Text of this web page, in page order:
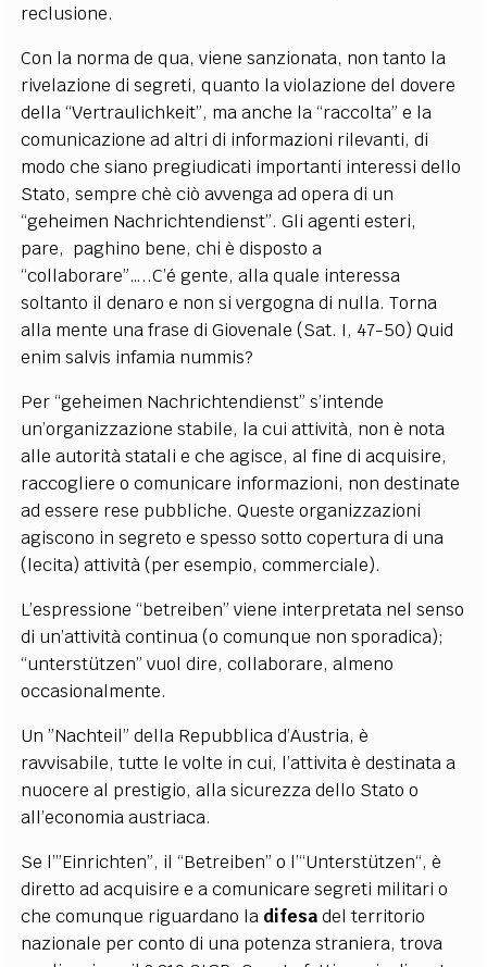
reclusione.
Con la norma de qua, viene sanzionata, non tanto la
rivelazione di segreti, quanto la violazione del dovere
della “Vertraulichkeit”, ma anche la “raccolta” e la
comunicazione ad altri di informazioni rilevanti, di
modo che siano pregiudicati importanti interessi dello
Stato, sempre chè ciò avvenga ad opera di un
“geheimen Nachrichtendienst”. Gli agenti esteri,
pare, paghino bene, chi è disposto a
“collaborare”…..C’é gente, alla quale interessa
soltanto il denaro e non si vergogna di nulla. Torna
alla mente una frase di Giovenale (Sat. I, 47-50) Quid
enim salvis infamia nummis?
Per “geheimen Nachrichtendienst” s’intende
un’organizzazione stabile, la cui attività, non è nota
alle autorità statali e che agisce, al fine di acquisire,
raccogliere o comunicare informazioni, non destinate
ad essere rese pubbliche. Queste organizzazioni
agiscono in segreto e spesso sotto copertura di una
(lecita) attività (per esempio, commerciale).
L’espressione “betreiben” viene interpretata nel senso
di un’attività continua (o comunque non sporadica);
“unterstützen” vuol dire, collaborare, almeno
occasionalmente.
Un ”Nachteil” della Repubblica d’Austria, è
ravvisabile, tutte le volte in cui, l’attivita è destinata a
nuocere al prestigio, alla sicurezza dello Stato o
all’economia austriaca.
Se l’”Einrichten”, il “Betreiben” o l’“Unterstützen“, è
diretto ad acquisire e a comunicare segreti militari o
che comunque riguardano la difesadel territorio
nazionale per conto di una potenza straniera, trova